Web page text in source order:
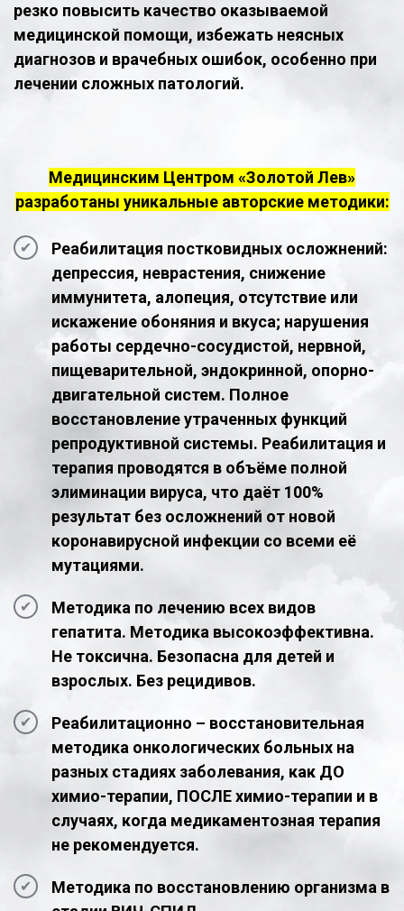
резко повысить качество оказываемой
медицинской помощи, избежать неясных
диагнозов и врачебных ошибок, особенно при
лечении сложных патологий.
Медицинским Центром «Золотой Лев»
разработаны уникальные авторские методики:
Реабилитация постковидных осложнений:
депрессия, неврастения, снижение
иммунитета, алопеция, отсутствие или
искажение обоняния и вкуса; нарушения
работы сердечно-сосудистой, нервной,
пищеварительной, эндокринной, опорно-
двигательной систем. Полное
восстановление утраченных функций
репродуктивной системы. Реабилитация и
терапия проводятся в объёме полной
элиминации вируса, что даёт 100%
результат без осложнений от новой
коронавирусной инфекции со всеми её
мутациями.
Методика по лечению всех видов
гепатита. Методика высокоэффективна.
Не токсична. Безопасна для детей и
взрослых. Без рецидивов.
Реабилитационно – восстановительная
методика онкологических больных на
разных стадиях заболевания, как ДО
химио-терапии, ПОСЛЕ химио-терапии и в
случаях, когда медикаментозная терапия
не рекомендуется.
Методика по восстановлению организма в